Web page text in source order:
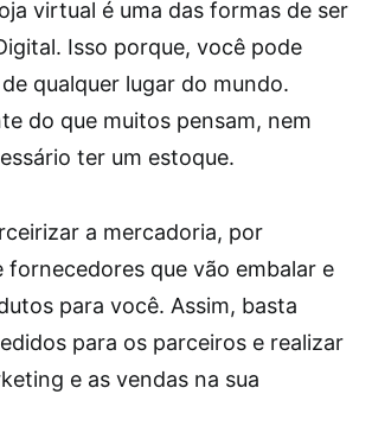
virtual é uma das formas de ser
Isso porque, você pode
qualquer lugar do mundo.
do que muitos pensam, nem
ter um estoque.
a mercadoria, por
fornecedores que vão embalar e
para você. Assim, basta
para os parceiros e realizar
e as vendas na sua